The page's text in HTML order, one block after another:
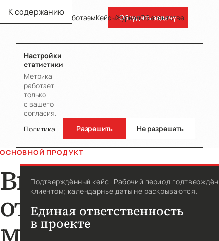
К содержанию
и стоимость Как работаемКейсыЖурналОб агентстве
Обсудить задачу
Настройки
статистики
Метрика
работает
только
с вашего
согласия.
Политика. Разрешить Не разрешать
ОСНОВНОЙ ПРОДУКТ
Внешний
отдел
маркетинга
Подтверждённый кейс · Рабочий период подтверждён
клиентом; календарные даты не раскрываются.
Единая ответственность
в проекте